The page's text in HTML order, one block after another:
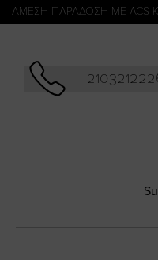
ΑΜΕΣΗ ΠΑΡΑΔΟΣΗ ΜΕ ACS